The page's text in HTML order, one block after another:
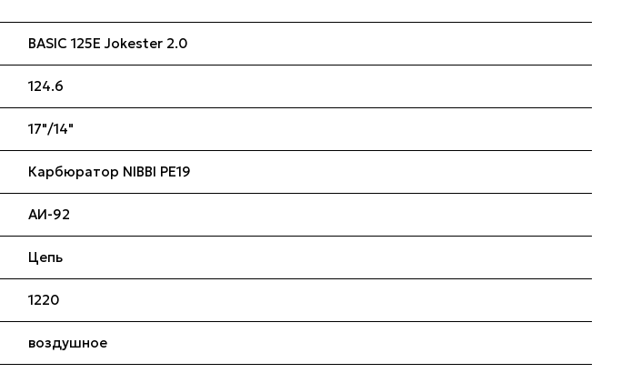
BASIC 125E Jokester 2.0
124.6
17"/14"
Карбюратор NIBBI PE19
АИ-92
Цепь
1220
воздушное